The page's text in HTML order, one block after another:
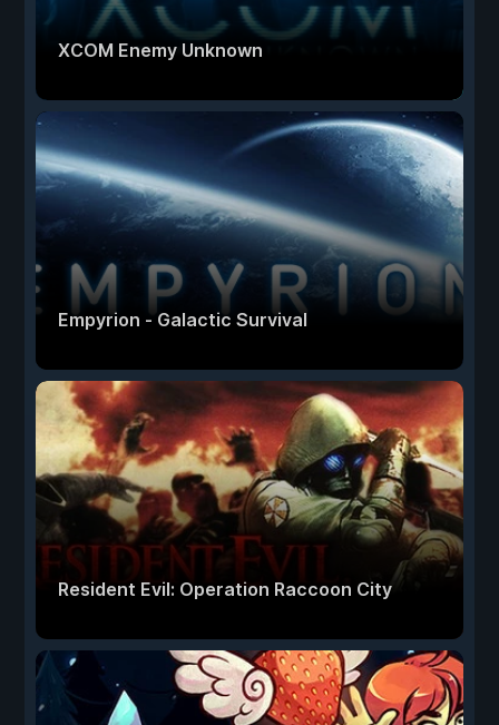
XCOM Enemy Unknown
Empyrion - Galactic Survival
Resident Evil: Operation Raccoon City